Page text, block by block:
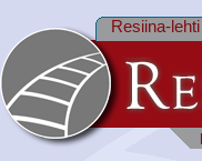
Resiina-lehti